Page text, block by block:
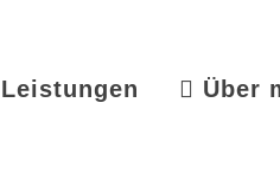
Leistungen Über